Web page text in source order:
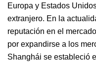
Europa y Estados
extranjero. En la
reputación en el
por expandirse a los
Shanghái se estableció